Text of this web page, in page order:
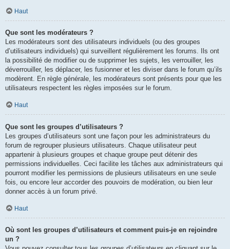
Haut
Que sont les modérateurs ?
Les modérateurs sont des utilisateurs individuels (ou des groupes
d’utilisateurs individuels) qui surveillent régulièrement les forums. Ils ont
la possibilité de modifier ou de supprimer les sujets, les verrouiller, les
déverrouiller, les déplacer, les fusionner et les diviser dans le forum qu’ils
modèrent. En règle générale, les modérateurs sont présents pour que les
utilisateurs respectent les règles imposées sur le forum.
Haut
Que sont les groupes d’utilisateurs ?
Les groupes d’utilisateurs sont une façon pour les administrateurs du
forum de regrouper plusieurs utilisateurs. Chaque utilisateur peut
appartenir à plusieurs groupes et chaque groupe peut détenir des
permissions individuelles. Ceci facilite les tâches aux administrateurs qui
pourront modifier les permissions de plusieurs utilisateurs en une seule
fois, ou encore leur accorder des pouvoirs de modération, ou bien leur
donner accès à un forum privé.
Haut
Où sont les groupes d’utilisateurs et comment puis-je en rejoindre
un ?